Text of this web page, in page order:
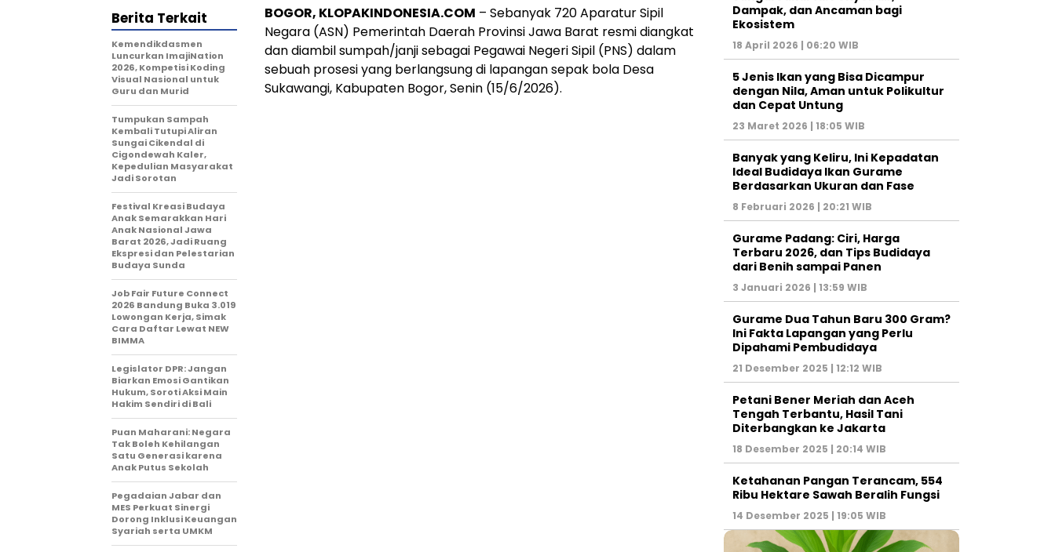
BOGOR, KLOPAKINDONESIA.COM – Sebanyak 720 Aparatur Sipil
Negara (ASN) Pemerintah Daerah Provinsi Jawa Barat resmi diangkat
dan diambil sumpah/janji sebagai Pegawai Negeri Sipil (PNS) dalam
sebuah prosesi yang berlangsung di lapangan sepak bola Desa
Sukawangi, Kabupaten Bogor, Senin (15/6/2026).
Berita Terkait
Kemendikdasmen
Luncurkan ImajiNation
2026, Kompetisi Koding
Visual Nasional untuk
Guru dan Murid
Tumpukan Sampah
Kembali Tutupi Aliran
Sungai Cikendal di
Cigondewah Kaler,
Kepedulian Masyarakat
Jadi Sorotan
Festival Kreasi Budaya
Anak Semarakkan Hari
Anak Nasional Jawa
Barat 2026, Jadi Ruang
Ekspresi dan Pelestarian
Budaya Sunda
Job Fair Future Connect
2026 Bandung Buka 3.019
Lowongan Kerja, Simak
Cara Daftar Lewat NEW
BIMMA
Legislator DPR: Jangan
Biarkan Emosi Gantikan
Hukum, Soroti Aksi Main
Hakim Sendiri di Bali
Puan Maharani: Negara
Tak Boleh Kehilangan
Satu Generasi karena
Anak Putus Sekolah
Pegadaian Jabar dan
MES Perkuat Sinergi
Dorong Inklusi Keuangan
Syariah serta UMKM
Dampak, dan Ancaman bagi
Ekosistem
18 April 2026 | 06:20 WIB
5 Jenis Ikan yang Bisa Dicampur
dengan Nila, Aman untuk Polikultur
dan Cepat Untung
23 Maret 2026 | 18:05 WIB
Banyak yang Keliru, Ini Kepadatan
Ideal Budidaya Ikan Gurame
Berdasarkan Ukuran dan Fase
8 Februari 2026 | 20:21 WIB
Gurame Padang: Ciri, Harga
Terbaru 2026, dan Tips Budidaya
dari Benih sampai Panen
3 Januari 2026 | 13:59 WIB
Gurame Dua Tahun Baru 300 Gram?
Ini Fakta Lapangan yang Perlu
Dipahami Pembudidaya
21 Desember 2025 | 12:12 WIB
Petani Bener Meriah dan Aceh
Tengah Terbantu, Hasil Tani
Diterbangkan ke Jakarta
18 Desember 2025 | 20:14 WIB
Ketahanan Pangan Terancam, 554
Ribu Hektare Sawah Beralih Fungsi
14 Desember 2025 | 19:05 WIB